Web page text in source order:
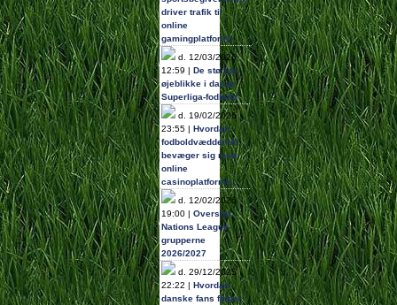
driver trafik til
online
gamingplatforme
d. 12/03/2026
12:59 | De største
øjeblikke i dansk
Superliga-fodbold
d. 19/02/2026
23:55 | Hvordan
fodboldvæddemål
bevæger sig mod
online
casinoplatforme…
d. 12/02/2026
19:00 | Oversigt:
Nations League-
grupperne
2026/2027
d. 29/12/2025
22:22 | Hvordan
danske fans følger